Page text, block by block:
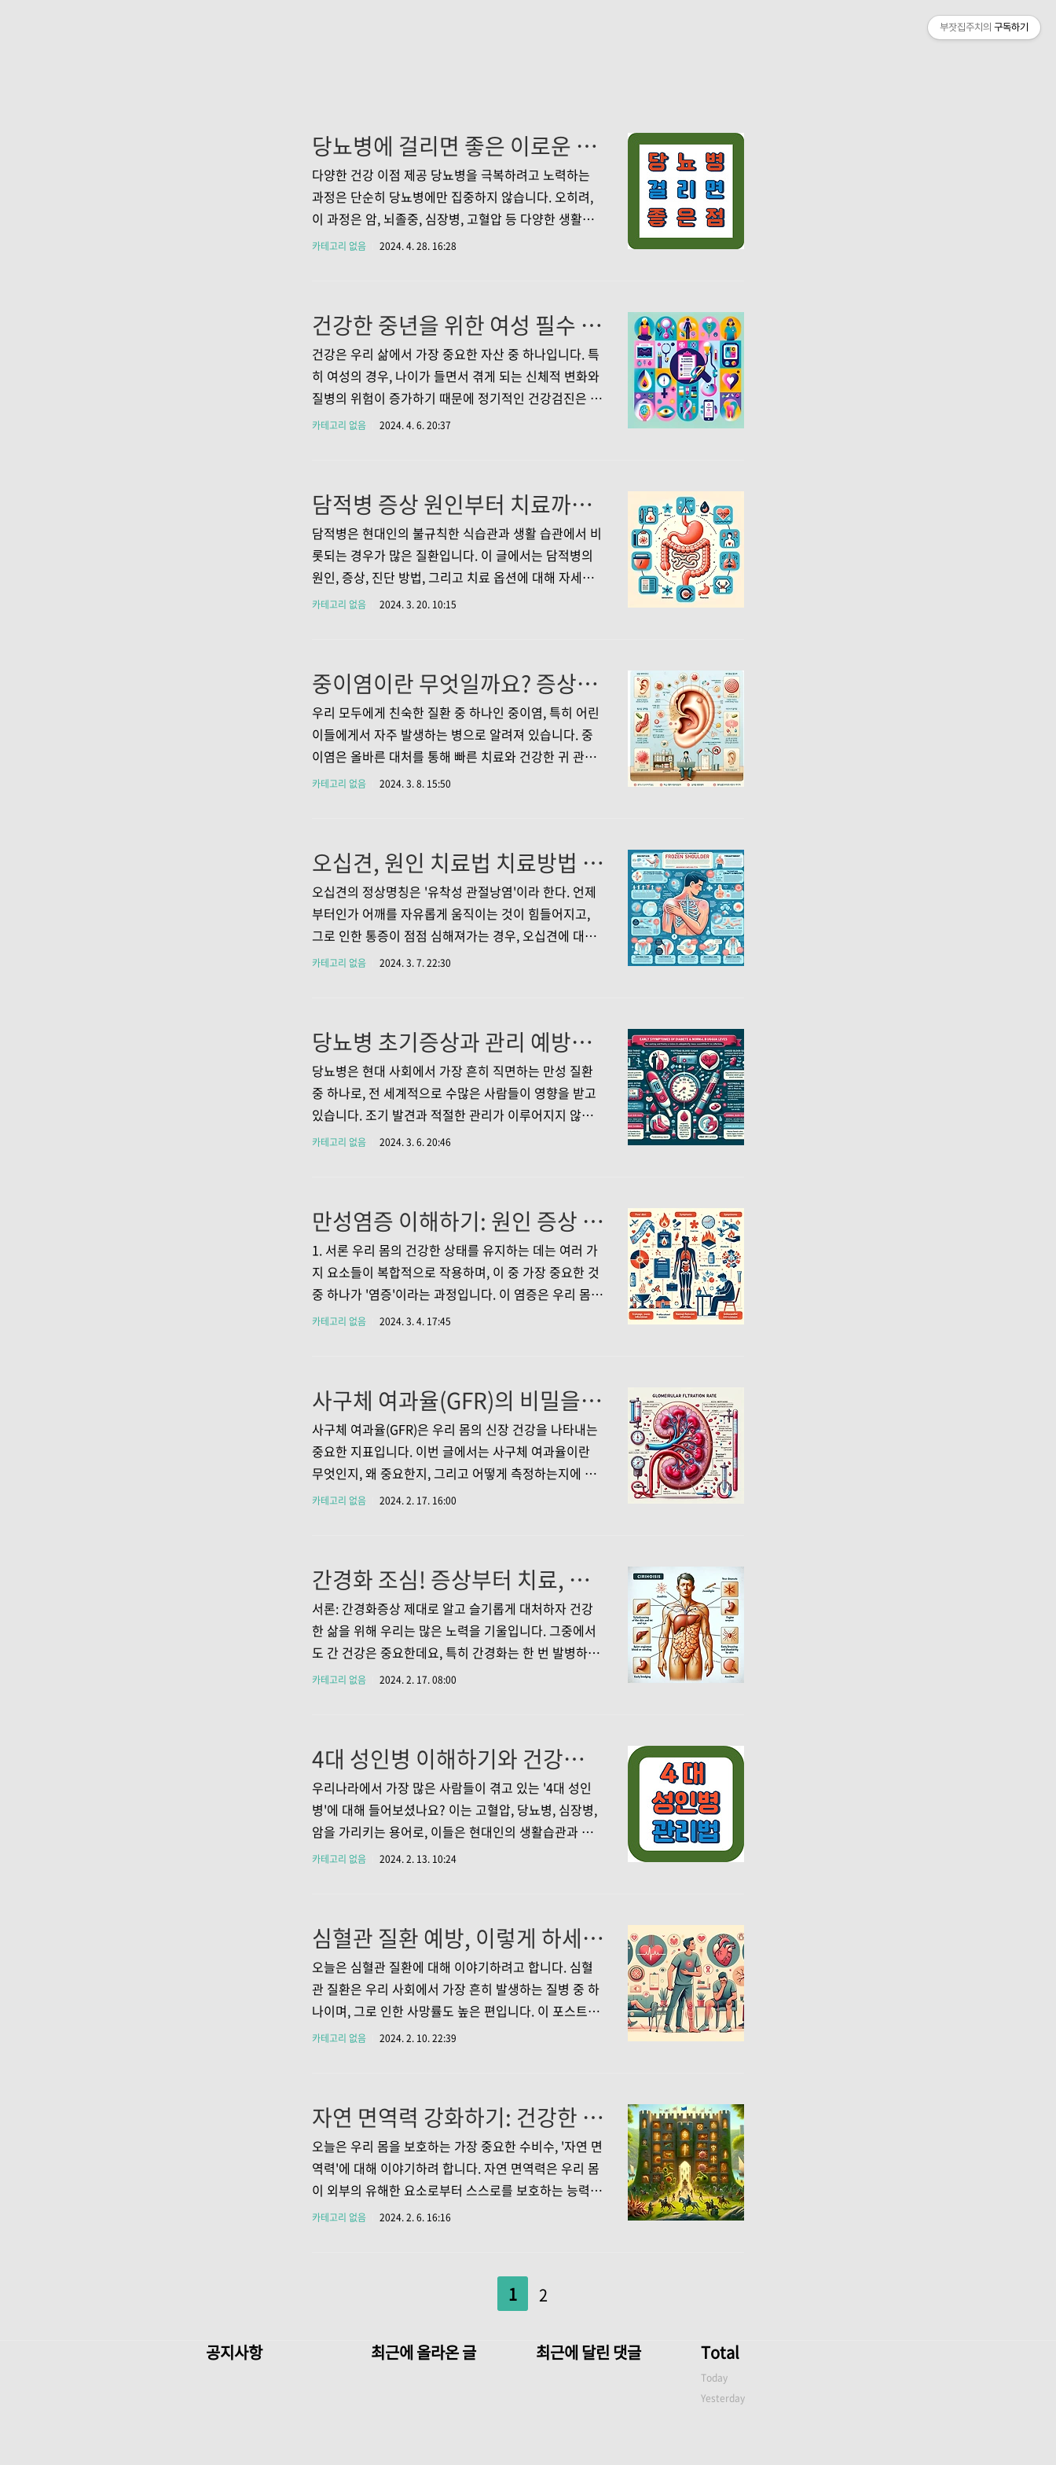
당뇨병에 걸리면 좋은 이로운 점 5가지!
다양한 건강 이점 제공 당뇨병을 극복하려고 노력하는
과정은 단순히 당뇨병에만 집중하지 않습니다. 오히려,
이 과정은 암, 뇌졸중, 심장병, 고혈압 등 다양한 생활습
관과 관련된 질병들의 예방에도 기여합니다. 건강한 식
활 습관을 개선하는 것은 단순한 행위를 넘어서는 중요
한 건강 관리 방법입니다. 조화로운 생활습관은 건강한
식습관, 규칙적인 운동 루틴, 스트레스 관리, 충분한 수면
과 같은 요소를 포함합니다. 이러한 습관들은 육체적, 정
신적 건강을 향상시키고, 전반적인 삶의 질을 높이는데
카테고리 없음 2024. 4. 28. 16:28
건강한 중년을 위한 여성 필수 건강검진 항목 10가지
건강은 우리 삶에서 가장 중요한 자산 중 하나입니다. 특
히 여성의 경우, 나이가 들면서 겪게 되는 신체적 변화와
질병의 위험이 증가하기 때문에 정기적인 건강검진은 필
수적입니다. 여성을 위한 필수 건강검진 10가지 항목에
여성은 뇌혈관 관련 질환을 조기에 발견하기 위해 2년에
한 번씩 경동맥 초음파, 뇌 CT, 뇌 MRI 등의 검사를 받는
것이 좋습니다. 이는 뇌졸중과 같은 심각한 질병을 예방
하는 데 중요합니다. 검사 방법: 경동맥 초음파, 뇌 CT, 뇌
MRI 등을 통해 뇌혈관의 상태를 점검합니다. 검사 주기:
카테고리 없음 2024. 4. 6. 20:37
담적병 증상 원인부터 치료까지 전반적인 이해
담적병은 현대인의 불규칙한 식습관과 생활 습관에서 비
롯되는 경우가 많은 질환입니다. 이 글에서는 담적병의
원인, 증상, 진단 방법, 그리고 치료 옵션에 대해 자세히
살펴보도록 하겠습니다. 이 내용을 통해 담적병에 대한
인해 발생한다고 여겨지는 질환입니다. 담적병의 주요
증상은 다양하며, 개인에 따라 차이를 보일 수 있지만, 일
반적으로 다음과 같은 증상이 관찰될 수 있습니다. 1.1
복통과 소화 불량 담적병의 가장 흔한 증상 중 하나는 복
통입니다. 특히 식후에 복부가 불편하고, 팽만감을 느끼
카테고리 없음 2024. 3. 20. 10:15
중이염이란 무엇일까요? 증상과 원인 치료의 모든 것
우리 모두에게 친숙한 질환 중 하나인 중이염, 특히 어린
이들에게서 자주 발생하는 병으로 알려져 있습니다. 중
이염은 올바른 대처를 통해 빠른 치료와 건강한 귀 관리
가 가능합니다. 어른과 아이를 가리지 않고 찾아올 수 있
귀에 통증이 있다면 중이염을 의심해야 합니다. 덧붙여,
부모님들이 유념해야 할 부분은 말을 할 줄 모르는 영유
아의 경우 중이염이 있어도 그 신호를 직접적으로 표현
하지 못하기 때문에, 아이들의 행동 변화에 주의 깊게 봐
야 합니다. 1.1 귀의 통증 귀에 뚜렷한 통증이 있는 경우
카테고리 없음 2024. 3. 8. 15:50
오십견, 원인 치료법 치료방법 예방과 관리: 통증에서 벗어나 자유로워지는 길
오십견의 정상명칭은 '유착성 관절낭염'이라 한다. 언제
부터인가 어깨를 자유롭게 움직이는 것이 힘들어지고,
그로 인한 통증이 점점 심해져가는 경우, 오십견에 대해
의심해볼 필요가 있습니다. 오십견은 우리 사회에서 흔
다. 1. 오십견의 원인과 증상 1.1 오십견의 발병 연령 및
원인 오십견은 주로 50대 이상의 나이에서 발생하는 질
환입니다. 그 원인은 정확히 알려져 있지 않지만, 연구에
따르면 오랜 시간동안 어깨를 사용하지 않거나, 상체에
과도한 부담을 주는 생활습관 등이 원인이 될 수 있습니
카테고리 없음 2024. 3. 7. 22:30
당뇨병 초기증상과 관리 예방과 정상 혈당 수치에 대한 심층 분석
당뇨병은 현대 사회에서 가장 흔히 직면하는 만성 질환
중 하나로, 전 세계적으로 수많은 사람들이 영향을 받고
있습니다. 조기 발견과 적절한 관리가 이루어지지 않으
면, 당뇨병은 심각한 합병증을 초래할 수 있습니다. 따라
상세히 탐구해보겠습니다. 1. 당뇨병 초기 증상 당뇨병의
초기 증상은 종종 미묘하게 나타나기 때문에, 이를 쉽게
간과할 수 있습니다. 초기 증상을 조기에 발견하면 당뇨
병의 진행을 늦추고 관리를 개선하는 데 큰 도움이 됩니
다. 1-1 지속적인 갈증과 다뇨증 이는 체내에서 과도한
카테고리 없음 2024. 3. 6. 20:46
만성염증 이해하기: 원인 증상 그리고 효율적인 관리법까지
1. 서론 우리 몸의 건강한 상태를 유지하는 데는 여러 가
지 요소들이 복합적으로 작용하며, 이 중 가장 중요한 것
중 하나가 '염증'이라는 과정입니다. 이 염증은 우리 몸이
외부에서 들어오는 각종 침입자들이나 다양한 형태의 손
는 만성염증이 무엇인지, 어떤 원인으로 발생하는지, 그
리고 어떤 증상을 보이는지, 또한 어떻게 이를 효과적으
로 관리할 수 있는지에 대해 자세히 살펴보도록 하겠습
니다. 2. 본문 2-1. 만성염증의 원인과 증상 만성염증은
우리 몸의 면역 시스템이 과도하게 반응하여 발생하는
카테고리 없음 2024. 3. 4. 17:45
사구체 여과율(GFR)의 비밀을 풀다 – 신장 건강의 척도를 이해하다!
사구체 여과율(GFR)은 우리 몸의 신장 건강을 나타내는
중요한 지표입니다. 이번 글에서는 사구체 여과율이란
무엇인지, 왜 중요한지, 그리고 어떻게 측정하는지에 대
해 알아보겠습니다. 또한, GFR이 낮아질 경우의 원인과
니다. 사구체여과율이란 무엇인가요? 사구체여과율(Glo
merular Filtration Rate, GFR)은 우리 몸에서 신장이
얼마나 잘 기능하고 있는지를 나타내는 중요한 지표입니
다. 이 수치는 사구체라 불리는 신장의 여과 단위가 1분
동안 얼마나 많은 혈액을 걸러내는지를 mL/min 단위로
카테고리 없음 2024. 2. 17. 16:00
간경화 조심! 증상부터 치료, 예방까지 철저히 알아두는 건강 지침서
서론: 간경화증상 제대로 알고 슬기롭게 대처하자 건강
한 삶을 위해 우리는 많은 노력을 기울입니다. 그중에서
도 간 건강은 중요한데요, 특히 간경화는 한 번 발병하면
되돌리기 어려운 질환이기에 미리 예방하고, 조기에 발
키는 첫 걸음은 바로 '알아두는 것'이니까요. 함께 간경화
에 대해 알아보고 소중한 건강을 지켜나가 보시죠. 간경
화의 증상을 알아보세요 간경화는 초기에 증상이 뚜렷하
지 않아 인지하기 어렵습니다. 하지만 시간이 지나면서
피로감이나 식욕 감퇴, 체중 감소 같은 비특이적 증상이
카테고리 없음 2024. 2. 17. 08:00
4대 성인병 이해하기와 건강한 생활습관으로 예방하는 방법
우리나라에서 가장 많은 사람들이 겪고 있는 '4대 성인
병'에 대해 들어보셨나요? 이는 고혈압, 당뇨병, 심장병,
암을 가리키는 용어로, 이들은 현대인의 생활습관과 밀
접한 연관이 있습니다. 이번 글에서는 이 4대 성인병에
자'라는 별명이 붙을 정도로 초기에는 증상이 불분명하
고 뚜렷하지 않습니다. 하만 무심코 방치하다 보면 심장,
뇌, 신장 등 주요 장기에 큰 부담을 주어 심각한 합병증을
초래할 수 있습니다. 특히, 뇌혈관질환, 심장질환, 신장질
환 등을 유발할 수 있으며, 이는 결국 심각한 사망 원인이
카테고리 없음 2024. 2. 13. 10:24
심혈관 질환 예방, 이렇게 하세요! 당신의 심장을 지키는 길
오늘은 심혈관 질환에 대해 이야기하려고 합니다. 심혈
관 질환은 우리 사회에서 가장 흔히 발생하는 질병 중 하
나이며, 그로 인한 사망률도 높은 편입니다. 이 포스트에
서는 심혈관 질환의 증상, 치료 방법, 그리고 예방 방법에
주요 증상 파악하기 심혈관 질환의 주요 증상 중 하나는
가슴 통증이며, 이는 앵질이라고도 불립니다. 심장으로
의 혈류가 감소할 때 일반적으로 발생하며, 통증은 가슴
중앙에 위치하고 주로 압박감이나 불편함을 느낄 수 있
습니다. 통증은 손, 팔, 목, 턱, 등 또는 배로 퍼질 수도 있
카테고리 없음 2024. 2. 10. 22:39
자연 면역력 강화하기: 건강한 생활 습관으로 몸을 지키는 방법
오늘은 우리 몸을 보호하는 가장 중요한 수비수, '자연 면
역력'에 대해 이야기하려 합니다. 자연 면역력은 우리 몸
이 외부의 유해한 요소로부터 스스로를 보호하는 능력을
말합니다. 이 포스트에서는 자연 면역력을 강화하는 방
번째 방어선이며, 바이러스, 박테리아, 그 외 다른 병원체
로부터 우리 몸을 보호하는 중요한 역할을 합니다. 특히
는 데 핵심적인 역할을 합니다. 면역시스템은 복잡한 네
트워크로 구성되어 있으며, 이는 특정 병원체를 탐지하
카테고리 없음 2024. 2. 6. 16:16
1 2
공지사항 최근에 올라온 글 최근에 달린 댓글 Total
Today
Yesterday
부잣집주치의 구독하기